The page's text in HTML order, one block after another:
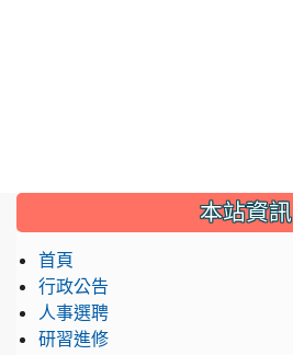
::: 本站資訊
首頁
行政公告
人事選聘
研習進修